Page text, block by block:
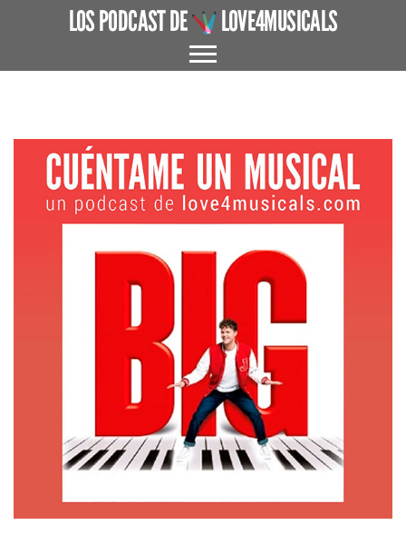
LOS PODCAST DE LOVE4MUSICALS
CUÉNTAME UN MUSICAL
EL MUSICAL EN ESPAÑA
ENTREVISTAS
GRANDES AUTORES
PROTAGONISTAS
+ CINE X FAVOR
VARIOS